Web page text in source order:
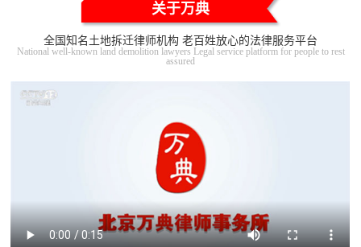
关于万典
全国知名土地拆迁律师机构 老百姓放心的法律服务平台
National well-known land demolition lawyers Legal service platform for people to rest
assured